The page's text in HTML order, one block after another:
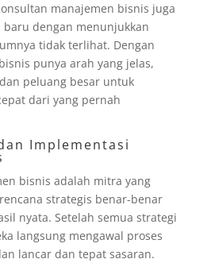
manajemen bisnis juga
baru dengan menunjukkan
tidak terlihat. Dengan
punya arah yang jelas,
peluang besar untuk
dari yang pernah
Implementasi
bisnis adalah mitra yang
strategis benar-benar
nyata. Setelah semua strategi
langsung mengawal proses
lancar dan tepat sasaran.